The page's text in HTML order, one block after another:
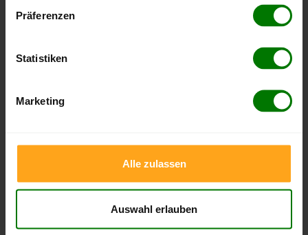
Präferenzen
Statistiken
Marketing
Alle zulassen
Auswahl erlauben
verifiziert
07.08.2026
GmbH